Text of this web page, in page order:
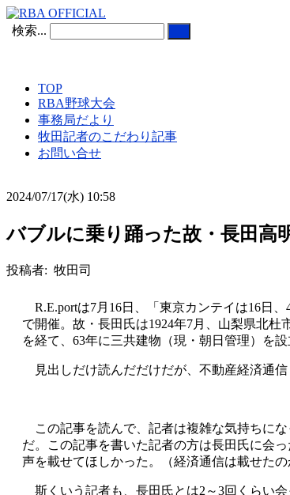
検索...
TOP
RBA野球大会
事務局だより
牧田記者のこだわり記事
お問い合せ
2024/07/17(水) 10:58
バブルに乗り踊った故・長田高
投稿者: 牧田司
R.E.portは7月 16日、「東京カンテイは16日、
で開催。故・長田氏は1924年7月、山梨県北杜
を経て、 63年に三共建物（現・朝日管理）を設
見出しだけ読んだだけだが、不動産経済通
この記事を読んで、記者は複雑な気持ちに
だ。この記事を書いた記者の方は長田氏に会
声を載せてほしかった。（経済通信は載せたの
斯くいう記者も、長田氏とは2 ～3回くらい